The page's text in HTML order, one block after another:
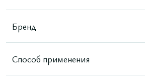
Бренд
Способ применения